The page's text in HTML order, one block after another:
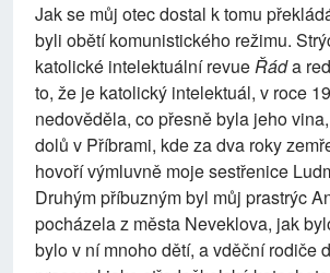
Jak se můj otec dostal k tomu
byli obětí komunistického režimu.
katolické intelektuální revueŘáda
to, že je katolický intelektuál, v roce
nedověděla, co přesně byla jeho
dolů v Příbrami, kde za dva roky
hovoří výmluvně moje sestřenice
Druhým příbuzným byl můj prastrýc
pocházela z města Neveklova, jak
bylo v ní mnoho dětí, a vděční rodiče